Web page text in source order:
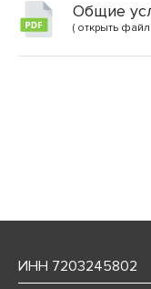
Общие
( открыть
ИНН 7203245802